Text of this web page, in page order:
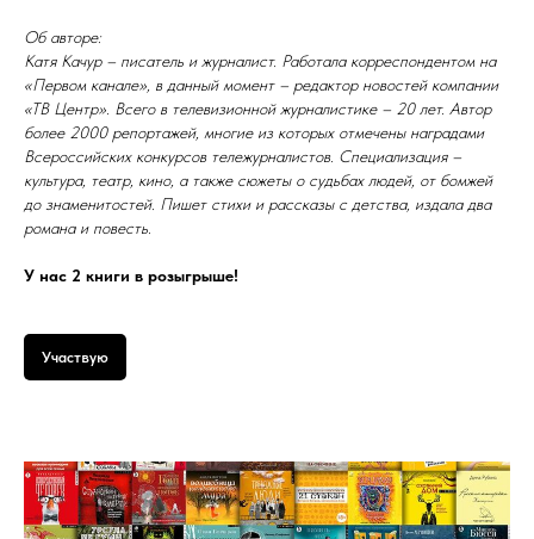
Об авторе:
Катя Качур – писатель и журналист. Работала корреспондентом на
«Первом канале», в данный момент – редактор новостей компании
«ТВ Центр». Всего в телевизионной журналистике – 20 лет. Автор
более 2000 репортажей, многие из которых отмечены наградами
Всероссийских конкурсов тележурналистов. Специализация –
культура, театр, кино, а также сюжеты о судьбах людей, от бомжей
до знаменитостей. Пишет стихи и рассказы с детства, издала два
романа и повесть.
У нас 2 книги в розыгрыше!
Участвую